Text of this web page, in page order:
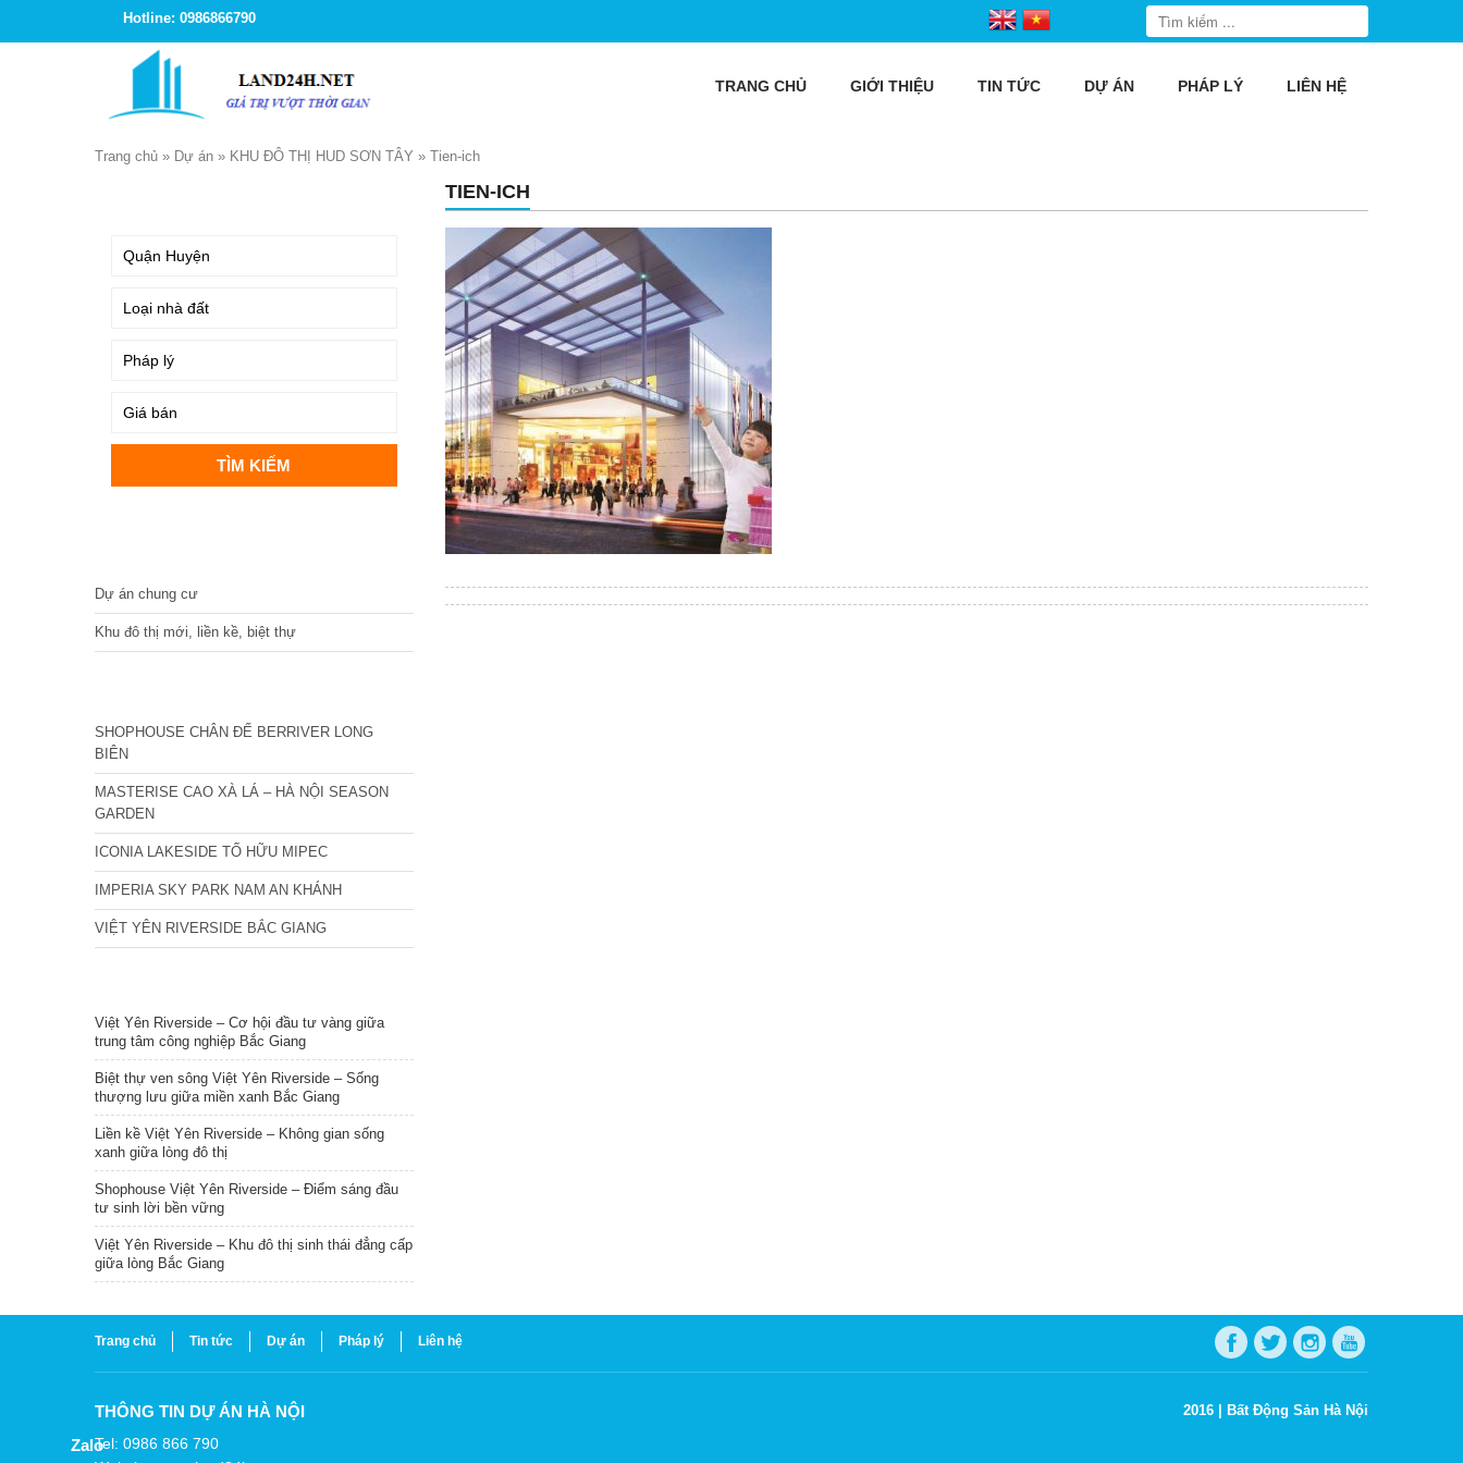
Hotline: 0986866790
TRANG CHỦ GIỚI THIỆU TIN TỨC DỰ ÁN PHÁP LÝ LIÊN HỆ
Trang chủ » Dự án » KHU ĐÔ THỊ HUD SƠN TÂY » Tien-ich
TIEN-ICH
Dự án chung cư
Khu đô thị mới, liền kề, biệt thự
SHOPHOUSE CHÂN ĐẾ BERRIVER LONG
BIÊN
MASTERISE CAO XÀ LÁ – HÀ NỘI SEASON
GARDEN
ICONIA LAKESIDE TỐ HỮU MIPEC
IMPERIA SKY PARK NAM AN KHÁNH
VIỆT YÊN RIVERSIDE BẮC GIANG
Việt Yên Riverside – Cơ hội đầu tư vàng giữa
trung tâm công nghiệp Bắc Giang
Biệt thự ven sông Việt Yên Riverside – Sống
thượng lưu giữa miền xanh Bắc Giang
Liền kề Việt Yên Riverside – Không gian sống
xanh giữa lòng đô thị
Shophouse Việt Yên Riverside – Điểm sáng đầu
tư sinh lời bền vững
Việt Yên Riverside – Khu đô thị sinh thái đẳng cấp
giữa lòng Bắc Giang
Trang chủ Tin tức Dự án Pháp lý Liên hệ
THÔNG TIN DỰ ÁN HÀ NỘI
Tel: 0986 866 790
2016 | Bất Động Sản Hà Nội
Zalo